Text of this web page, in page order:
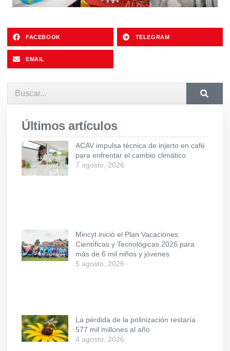
FACEBOOK TELEGRAM
EMAIL
Últimos artículos
ACAV impulsa técnica de injerto en café
para enfrentar el cambio climático
7 agosto, 2026
Mincyt inició el Plan Vacaciones
Científicas y Tecnológicas 2026 para
más de 6 mil niños y jóvenes
5 agosto, 2026
La pérdida de la polinización restaría
577 mil millones al año
4 agosto, 2026